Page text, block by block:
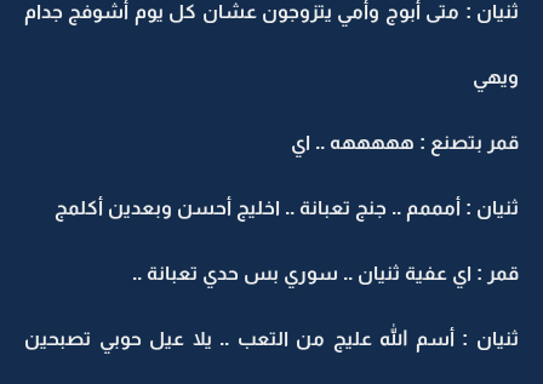
ثنيان : متى أبوج وأمي يتزوجون عشان كل يوم أشوفج جدام
ويهي
قمر بتصنع : هههههه .. اي
ثنيان : أمممم .. جنج تعبانة .. اخليج أحسن وبعدين أكلمج
قمر : اي عفية ثنيان .. سوري بس حدي تعبانة ..
ثنيان : أسم الله عليج من التعب .. يلا عيل حوبي تصبحين